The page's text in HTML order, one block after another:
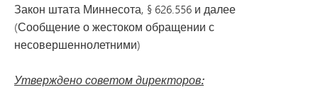
Закон штата Миннесота, § 626.556 и далее
(Сообщение о жестоком обращении с
несовершеннолетними)
Утверждено советом директоров: